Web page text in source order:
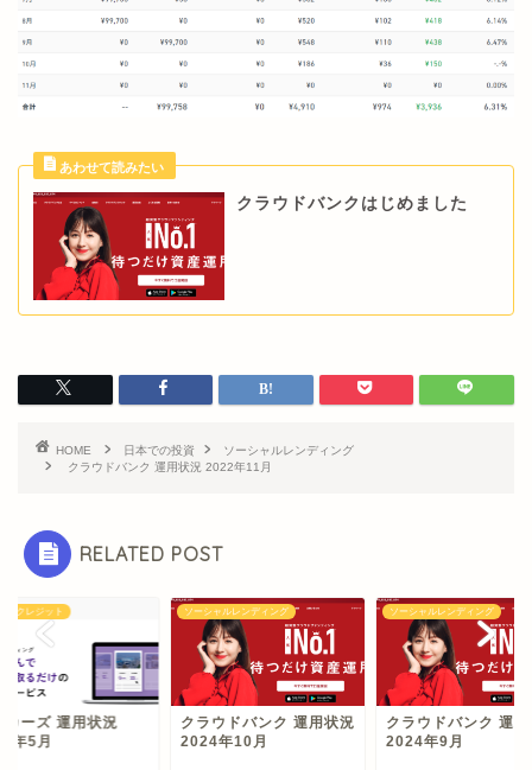
クラウドバンクはじめました
HOME 日本での投資
ソーシャルレンディング
クラウドバンク 運用状況 2022年11月
RELATED POST
ドクレジット
カーズ 運用状況
年5月
ソーシャルレンディング
クラウドバンク 運用状況
2024年10月
ソーシャルレンディング
クラウドバンク 運
2024年9月